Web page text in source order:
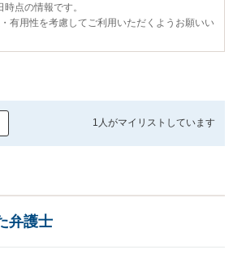
点の情報です。
有用性を考慮してご利用いただくようお願いい
1人がマイリストしています
弁護士